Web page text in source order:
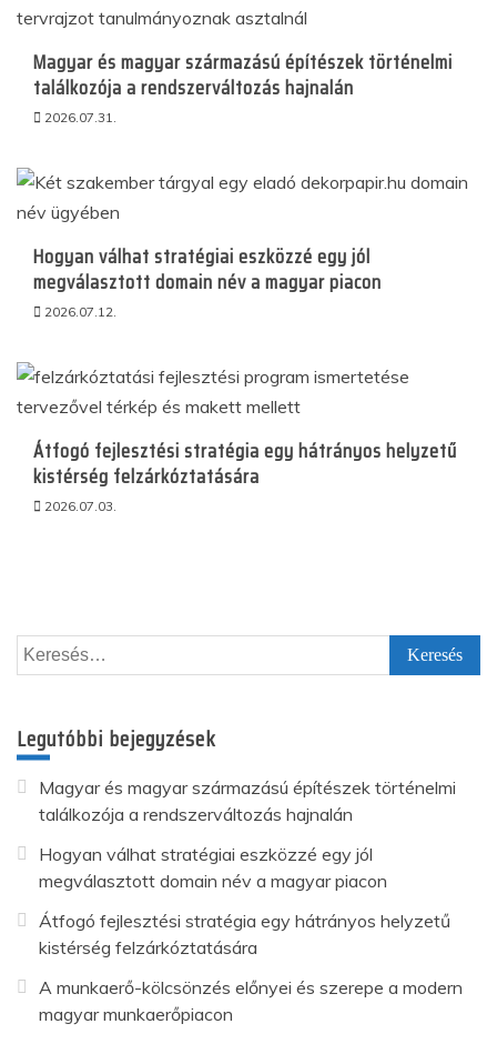
Magyar és magyar származású építészek történelmi
találkozója a rendszerváltozás hajnalán
2026.07.31.
Hogyan válhat stratégiai eszközzé egy jól
megválasztott domain név a magyar piacon
2026.07.12.
Átfogó fejlesztési stratégia egy hátrányos helyzetű
kistérség felzárkóztatására
2026.07.03.
Keresés:
Legutóbbi bejegyzések
Magyar és magyar származású építészek történelmi
találkozója a rendszerváltozás hajnalán
Hogyan válhat stratégiai eszközzé egy jól
megválasztott domain név a magyar piacon
Átfogó fejlesztési stratégia egy hátrányos helyzetű
kistérség felzárkóztatására
A munkaerő-kölcsönzés előnyei és szerepe a modern
magyar munkaerőpiacon